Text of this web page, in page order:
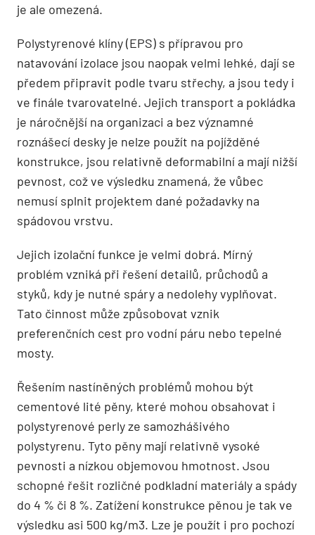
je ale omezená.
Polystyrenové klíny (EPS) s přípravou pro
natavování izolace jsou naopak velmi lehké, dají se
předem připravit podle tvaru střechy, a jsou tedy i
ve finále tvarovatelné. Jejich transport a pokládka
je náročnější na organizaci a bez významné
roznášecí desky je nelze použít na pojížděné
konstrukce, jsou relativně deformabilní a mají nižší
pevnost, což ve výsledku znamená, že vůbec
nemusí splnit projektem dané požadavky na
spádovou vrstvu.
Jejich izolační funkce je velmi dobrá. Mírný
problém vzniká při řešení detailů, průchodů a
styků, kdy je nutné spáry a nedolehy vyplňovat.
Tato činnost může způsobovat vznik
preferenčních cest pro vodní páru nebo tepelné
mosty.
Řešením nastíněných problémů mohou být
cementové lité pěny, které mohou obsahovat i
polystyrenové perly ze samozhášivého
polystyrenu. Tyto pěny mají relativně vysoké
pevnosti a nízkou objemovou hmotnost. Jsou
schopné řešit rozličné podkladní materiály a spády
do 4 % či 8 %. Zatížení konstrukce pěnou je tak ve
výsledku asi 500 kg/m3. Lze je použít i pro pochozí